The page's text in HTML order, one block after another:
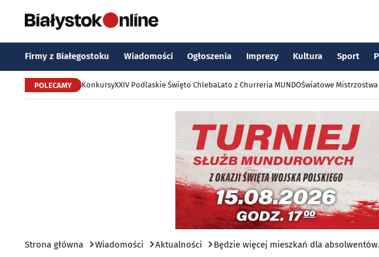
Firmy z Białegostoku Wiadomości Ogłoszenia Imprezy Kultura Sport
POLECAMY KonkursyXXIV Podlaskie Święto ChlebaLato z Churreria MUNDOŚwiatowe
Strona główna Wiadomości Aktualności Będzie więcej mieszkań dla